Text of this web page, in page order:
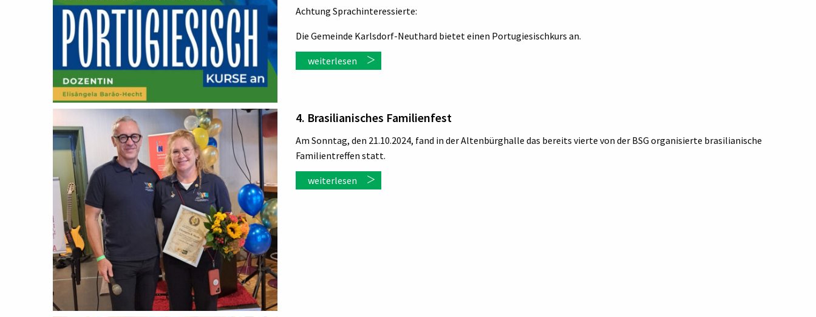
Achtung Sprachinteressierte:
Die Gemeinde Karlsdorf-Neuthard bietet einen Portugiesischkurs an.
weiterlesen
4. Brasilianisches Familienfest
Am Sonntag, den 21.10.2024, fand in der Altenbürghalle das bereits vierte von der BSG organisierte brasilianische
Familientreffen statt.
weiterlesen